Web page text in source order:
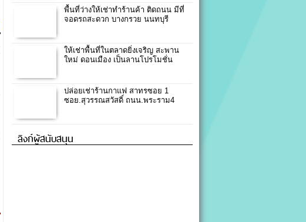
พื้นที่ว่างให้เช่าทำร้านค้า ติดถนน มีที่
จอดรถสะดวก บางกรวย นนทบุรี
ให้เช่าพื้นที่ในตลาดยิ่งเจริญ สะพาน
ใหม่ ดอนเมือง เป็นลานโปรโมชั่น
ปล่อยเช่าร้านกาแฟ สาทรซอย 1
ซอย.สุวรรณสวัสดิ์ ถนน.พระราม4
ลิงก์ผู้สนับสนุน